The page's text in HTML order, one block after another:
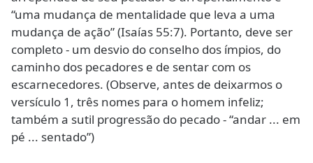
“uma mudança de mentalidade que leva a uma
mudança de ação” (Isaías 55:7). Portanto, deve ser
completo - um desvio do conselho dos ímpios, do
caminho dos pecadores e de sentar com os
escarnecedores. (Observe, antes de deixarmos o
versículo 1, três nomes para o homem infeliz;
também a sutil progressão do pecado - “andar ... em
pé ... sentado”)